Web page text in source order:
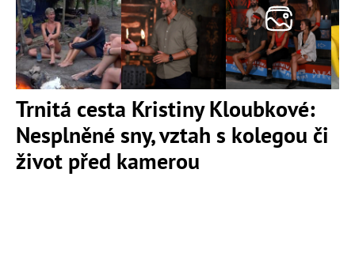
Trnitá cesta Kristiny Kloubkové:
Nesplněné sny, vztah s kolegou či
život před kamerou